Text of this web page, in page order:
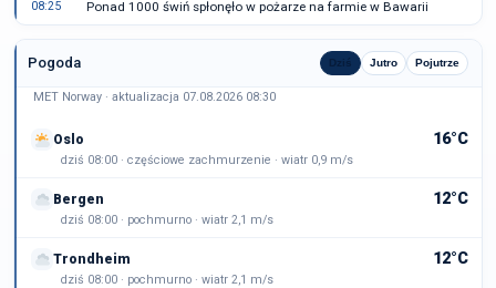
08:25 Ponad 1000 świń spłonęło w pożarze na farmie w Bawarii
Pogoda Dziś Jutro Pojutrze
MET Norway · aktualizacja 07.08.2026 08:30
Oslo 16°C
dziś 08:00 · częściowe zachmurzenie · wiatr 0,9 m/s
Bergen 12°C
dziś 08:00 · pochmurno · wiatr 2,1 m/s
Trondheim 12°C
dziś 08:00 · pochmurno · wiatr 2,1 m/s